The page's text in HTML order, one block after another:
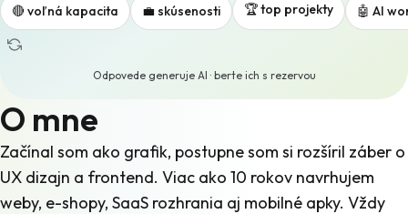
🔴 voľná kapacita 💼 skúsenosti 🏆 top projekty 🤖 AI
Odpovede generuje AI · berte ich s rezervou
O mne
Začínal som ako grafik, postupne som si rozšíril záber o
UX dizajn a frontend. Viac ako 10 rokov navrhujem
weby, e-shopy, SaaS rozhrania aj mobilné apky. Vždy